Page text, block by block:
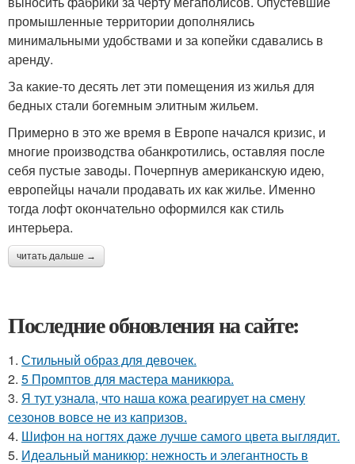
промышленные территории дополнялись
минимальными удобствами и за копейки сдавались в
аренду.
За какие-то десять лет эти помещения из жилья для
бедных стали богемным элитным жильем.
Примерно в это же время в Европе начался кризис, и
многие производства обанкротились, оставляя после
себя пустые заводы. Почерпнув американскую идею,
европейцы начали продавать их как жилье. Именно
тогда лофт окончательно оформился как стиль
интерьера.
читать дальше →
Последние обновления на сайте:
1. Стильный образ для девочек.
2. 5 Промптов для мастера маникюра.
3. Я тут узнала, что наша кожа реагирует на смену
сезонов вовсе не из капризов.
4. Шифон на ногтях даже лучше самого цвета выглядит.
5. Идеальный маникюр: нежность и элегантность в